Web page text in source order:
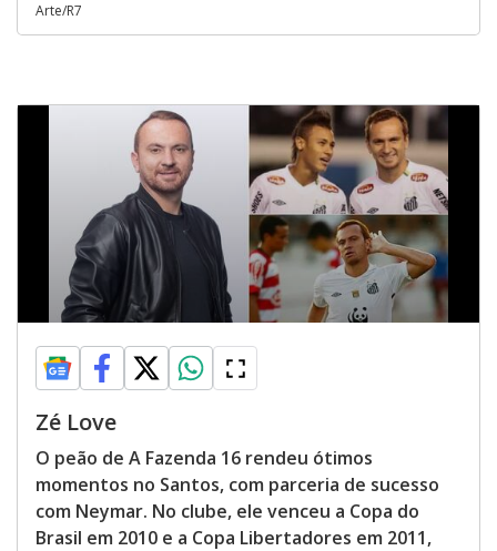
Arte/R7
Zé Love
O peão de A Fazenda 16 rendeu ótimos
momentos no Santos, com parceria de sucesso
com Neymar. No clube, ele venceu a Copa do
Brasil em 2010 e a Copa Libertadores em 2011,